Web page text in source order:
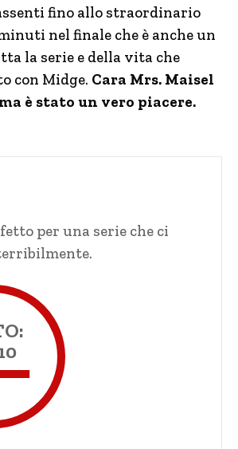
fino allo straordinario
nel finale che è anche un
la serie e della vita che
con Midge. Cara Mrs. Maisel
è stato un vero piacere.
per una serie che ci